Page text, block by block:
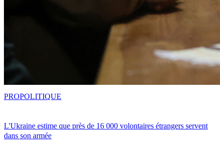
L'Ukraine estime que près de 16 000 volontaires étrangers servent
dans son armée
PROPOLITIQUE